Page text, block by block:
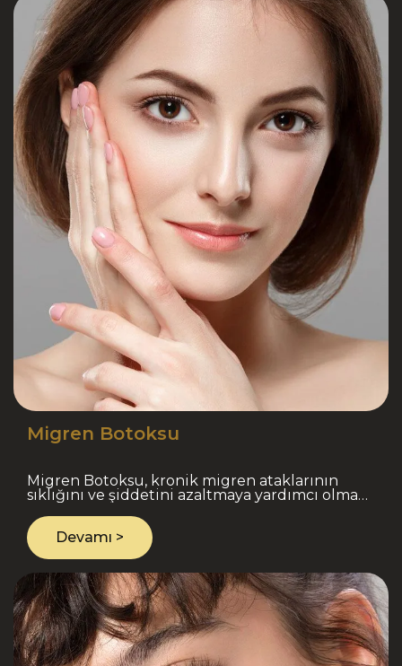
Migren Botoksu
Migren Botoksu, kronik migren ataklarının
sıklığını ve şiddetini azaltmaya yardımcı olmak
bölgesindeki belirl..
Devamı >